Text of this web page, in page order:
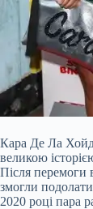
Кара Де Ла Хойд
великою
Після перемоги
змогли
2020 році пара